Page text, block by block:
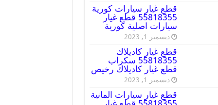
قطع غيار سيارات كورية
55818355 قطع غيار
سيارات اصلية كورية
ديسمبر 1, 2023
قطع غيار كاديلاك
55818355 سكراب
قطع غيار كاديلاك رخيص
ديسمبر 1, 2023
قطع غيار سيارات المانية